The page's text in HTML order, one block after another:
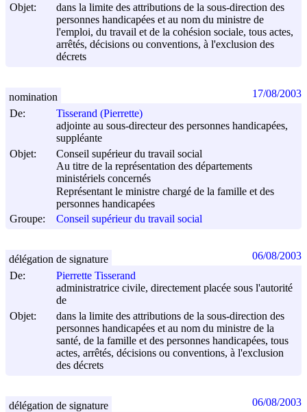
Objet:
dans la limite des attributions de la sous-direction des
personnes handicapées et au nom du ministre de
l'emploi, du travail et de la cohésion sociale, tous actes,
arrêtés, décisions ou conventions, à l'exclusion des
décrets
De:
Tisserand (Pierrette)
adjointe au sous-directeur des personnes handicapées,
suppléante
Objet:
Conseil supérieur du travail social
Au titre de la représentation des départements
ministériels concernés
Représentant le ministre chargé de la famille et des
personnes handicapées
Groupe:
Conseil supérieur du travail social
nomination 17/08/2003
De:
Pierrette Tisserand
administratrice civile, directement placée sous l'autorité
de
Objet:
dans la limite des attributions de la sous-direction des
personnes handicapées et au nom du ministre de la
santé, de la famille et des personnes handicapées, tous
actes, arrêtés, décisions ou conventions, à l'exclusion
des décrets
délégation de signature 06/08/2003
délégation de signature 06/08/2003